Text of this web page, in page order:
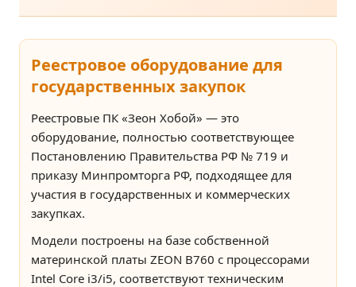
Реестровое оборудование для
государственных закупок
Реестровые ПК «Зеон Хобой» — это
оборудование, полностью соответствующее
Постановлению Правительства РФ № 719 и
приказу Минпромторга РФ, подходящее для
участия в государственных и коммерческих
закупках.
Модели построены на базе собственной
материнской платы ZEON B760 с процессорами
Intel Core i3/i5, соответствуют техническим